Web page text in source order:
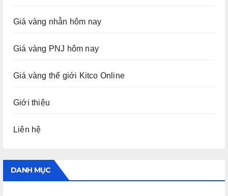
Giá vàng nhẫn hôm nay
Giá vàng PNJ hôm nay
Giá vàng thế giới Kitco Online
Giới thiệu
Liên hệ
DANH MỤC